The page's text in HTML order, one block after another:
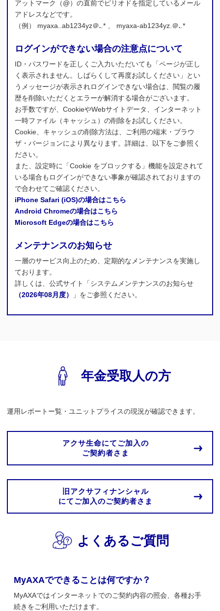
アットマーク（@）の直前でピリオドを指定しているメール
アドレスなどです。
（例） myaxa..ab1234yz＠. * 、 myaxa-ab1234yz.＠. *
ログインができない場合の注意点について
ID・パスワードを正しくご入力いただいても「ページが正し
く表示されません。しばらくして再度お試しください」とい
うメッセージが表示されログインできない場合は、閲覧の履
歴を削除いただくとエラーが解消する場合がございます。
お手数ですが、CookieやWebサイトデータ、インターネット
一時ファイル（キャッシュ）の削除をお試しください。
Cookie、キャッシュの削除方法は、ご利用の端末・ブラウ
ザ・バージョンにより異なります。詳細は、以下をご参照く
ださい。
また、設定時に「Cookie をブロックする」機能を設定されて
いる場合もログインができない事象が確認されておりますの
で合わせてご確認ください。
iPhone Safari (iOS)の場合はこちら
Android Chromeの場合はこちら
Microsoft Edgeの場合はこちら
メンテナンスのお知らせ
一層のサービス向上のため、定期的なメンテナンスを実施し
ております。
詳しくは、公式サイト「システムメンテナンスのお知らせ
（2026年08月度）
」をご参照ください。
年金受取人の方
運用レポートー覧・ユニットプライスの現況が確認できます。
アクサ生命にてご加入の
ご契約者さま
旧アクサフィナンシャル
にてご加入のご契約者さま
よくあるご質問
MyAXAでできることは何ですか？
MyAXAではインターネットでのご契約内容の照会、各種お手
続きをご利用いただけます。